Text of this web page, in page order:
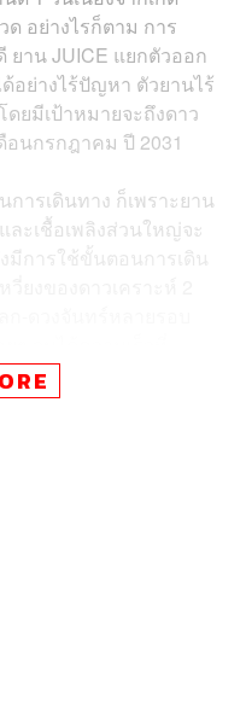
อย่างไรก็ตาม การ
ยาน JUICE แยกตัวออก
อย่างไร้ปัญหา ตัวยานไร้
ยมีเป้าหมายจะถึงดาว
น​กรกฎาคม​ ปี 2031
การเดินทาง ก็เพราะยาน
ะเชื้อเพลิง​ส่วนใหญ่จะ
การใช้ขั้นตอน​การเดิน
าวพฤหัสบดี​